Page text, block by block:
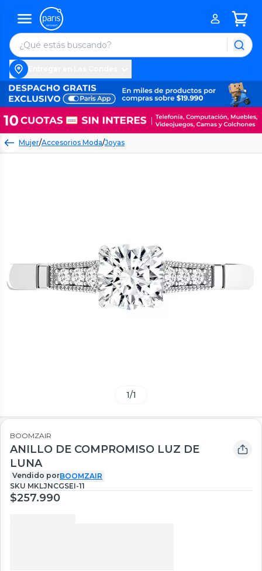
Mujer/Accesorios Moda/Joyas
1/1
BOOMZAIR
ANILLO DE COMPROMISO LUZ DE
LUNA
Vendido porBOOMZAIR
SKU MKLJNCGSEI-11
$257.990